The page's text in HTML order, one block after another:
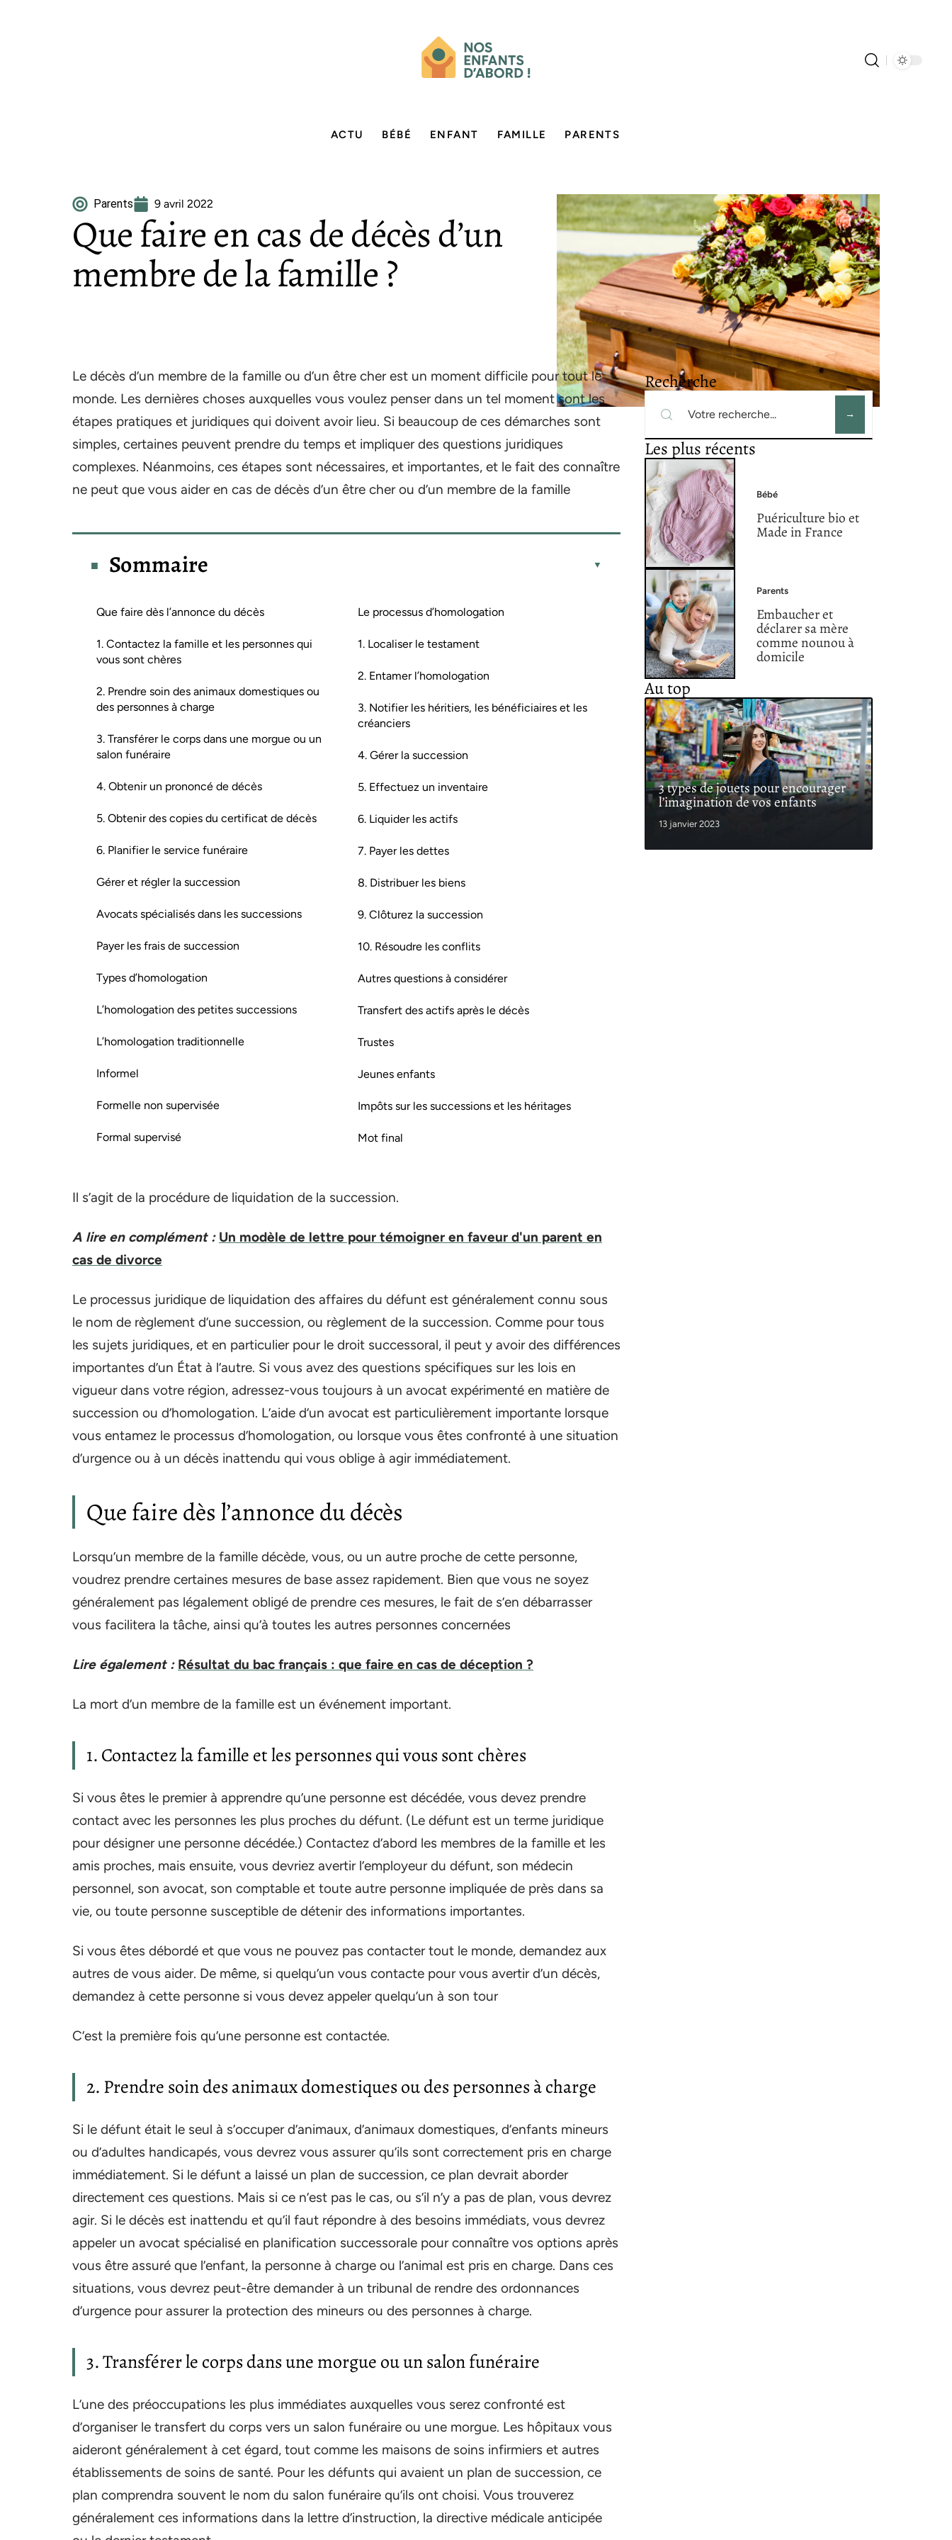
ACTU BÉBÉ ENFANT FAMILLE PARENTS
Parents 9 avril 2022
Que faire en cas de décès d’un
membre de la famille ?
Le décès d’un membre de la famille ou d’un être cher est un moment difficile pour tout le
monde. Les dernières choses auxquelles vous voulez penser dans un tel moment sont les
étapes pratiques et juridiques qui doivent avoir lieu. Si beaucoup de ces démarches sont
simples, certaines peuvent prendre du temps et impliquer des questions juridiques
complexes. Néanmoins, ces étapes sont nécessaires, et importantes, et le fait des connaître
ne peut que vous aider en cas de décès d’un être cher ou d’un membre de la famille
Sommaire
Que faire dès l’annonce du décès
1. Contactez la famille et les personnes qui
vous sont chères
2. Prendre soin des animaux domestiques ou
des personnes à charge
3. Transférer le corps dans une morgue ou un
salon funéraire
4. Obtenir un prononcé de décès
5. Obtenir des copies du certificat de décès
6. Planifier le service funéraire
Gérer et régler la succession
Avocats spécialisés dans les successions
Payer les frais de succession
Types d’homologation
L’homologation des petites successions
L’homologation traditionnelle
Informel
Formelle non supervisée
Formal supervisé
Le processus d’homologation
1. Localiser le testament
2. Entamer l’homologation
3. Notifier les héritiers, les bénéficiaires et les
créanciers
4. Gérer la succession
5. Effectuez un inventaire
6. Liquider les actifs
7. Payer les dettes
8. Distribuer les biens
9. Clôturez la succession
10. Résoudre les conflits
Autres questions à considérer
Transfert des actifs après le décès
Trustes
Jeunes enfants
Impôts sur les successions et les héritages
Mot final
Il s’agit de la procédure de liquidation de la succession.
A lire en complément : Un modèle de lettre pour témoigner en faveur d'un parent en
cas de divorce
Le processus juridique de liquidation des affaires du défunt est généralement connu sous
le nom de règlement d’une succession, ou règlement de la succession. Comme pour tous
les sujets juridiques, et en particulier pour le droit successoral, il peut y avoir des différences
importantes d’un État à l’autre. Si vous avez des questions spécifiques sur les lois en
vigueur dans votre région, adressez-vous toujours à un avocat expérimenté en matière de
succession ou d’homologation. L’aide d’un avocat est particulièrement importante lorsque
vous entamez le processus d’homologation, ou lorsque vous êtes confronté à une situation
d’urgence ou à un décès inattendu qui vous oblige à agir immédiatement.
Que faire dès l’annonce du décès
Lorsqu’un membre de la famille décède, vous, ou un autre proche de cette personne,
voudrez prendre certaines mesures de base assez rapidement. Bien que vous ne soyez
généralement pas légalement obligé de prendre ces mesures, le fait de s’en débarrasser
vous facilitera la tâche, ainsi qu’à toutes les autres personnes concernées
Lire également : Résultat du bac français : que faire en cas de déception ?
La mort d’un membre de la famille est un événement important.
1. Contactez la famille et les personnes qui vous sont chères
Si vous êtes le premier à apprendre qu’une personne est décédée, vous devez prendre
contact avec les personnes les plus proches du défunt. (Le défunt est un terme juridique
pour désigner une personne décédée.) Contactez d’abord les membres de la famille et les
amis proches, mais ensuite, vous devriez avertir l’employeur du défunt, son médecin
personnel, son avocat, son comptable et toute autre personne impliquée de près dans sa
vie, ou toute personne susceptible de détenir des informations importantes.
Si vous êtes débordé et que vous ne pouvez pas contacter tout le monde, demandez aux
autres de vous aider. De même, si quelqu’un vous contacte pour vous avertir d’un décès,
demandez à cette personne si vous devez appeler quelqu’un à son tour
C’est la première fois qu’une personne est contactée.
2. Prendre soin des animaux domestiques ou des personnes à charge
Si le défunt était le seul à s’occuper d’animaux, d’animaux domestiques, d’enfants mineurs
ou d’adultes handicapés, vous devrez vous assurer qu’ils sont correctement pris en charge
immédiatement. Si le défunt a laissé un plan de succession, ce plan devrait aborder
directement ces questions. Mais si ce n’est pas le cas, ou s’il n’y a pas de plan, vous devrez
agir. Si le décès est inattendu et qu’il faut répondre à des besoins immédiats, vous devrez
appeler un avocat spécialisé en planification successorale pour connaître vos options après
vous être assuré que l’enfant, la personne à charge ou l’animal est pris en charge. Dans ces
situations, vous devrez peut-être demander à un tribunal de rendre des ordonnances
d’urgence pour assurer la protection des mineurs ou des personnes à charge.
3. Transférer le corps dans une morgue ou un salon funéraire
L’une des préoccupations les plus immédiates auxquelles vous serez confronté est
d’organiser le transfert du corps vers un salon funéraire ou une morgue. Les hôpitaux vous
aideront généralement à cet égard, tout comme les maisons de soins infirmiers et autres
établissements de soins de santé. Pour les défunts qui avaient un plan de succession, ce
plan comprendra souvent le nom du salon funéraire qu’ils ont choisi. Vous trouverez
généralement ces informations dans la lettre d’instruction, la directive médicale anticipée
Recherche
Les plus récents
Bébé
Puériculture bio et
Made in France
Parents
Embaucher et
déclarer sa mère
comme nounou à
domicile
Au top
3 types de jouets pour encourager
l’imagination de vos enfants
13 janvier 2023